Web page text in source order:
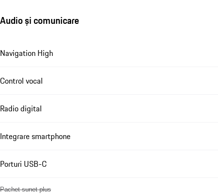
Audio și comunicare
Navigation High
Control vocal
Radio digital
Integrare smartphone
Porturi USB-C
Pachet sunet plus